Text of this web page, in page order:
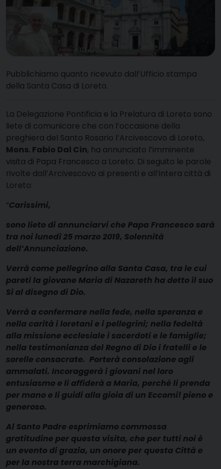
Pubblichiamo quanto ricevuto dall’Ufficio stampa
della Santa Casa di Loreto.
La Delegazione Pontificia e la Prelatura di Loreto sono
liete di comunicare che con l’occasione della
preghiera del Santo Rosario l’Arcivescovo di Loreto,
Mons. Fabio Dal Cin, ha annunciato l’imminente
visita di Papa Francesco a Loreto. Di seguito le parole
rivolte dall’Arcivescovo ai presenti e all’intera città di
Loreto:
“Carissimi,
sono lieto di annunciarvi che Papa Francesco sarà
tra noi lunedì 25 marzo 2019, Solennità
dell’Annunciazione.
Verrà come pellegrino alla Santa Casa, tra le cui
pareti la giovane Maria di Nazareth ha detto il suo
Sì al disegno di Dio.
Verrà a confermare nella fede, nella speranza e
nella carità i loretani e i pellegrini; nella fedeltà
alla missione ecclesiale i sacerdoti e le famiglie;
nella testimonianza del Regno di Dio i fratelli e le
sorelle consacrate. Porterà consolazione agli
ammalati. Incoraggerà i giovani nel loro
entusiasmo e li affiderà a Maria, perché li prenda
per mano e li guidi alla gioia di un Eccomi! pieno e
generoso.
Al Santo Padre esprimiamo commossa
gratitudine per questa visita, che per tutti noi è
un evento di grazia, un onore per questa Città e
per la nostra terra marchigiana.